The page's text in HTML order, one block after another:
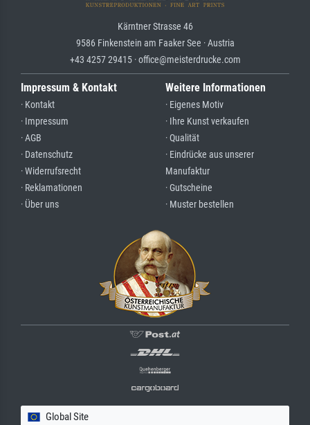
Kärntner Strasse 46
9586 Finkenstein am Faaker See · Austria
+43 4257 29415 · office@meisterdrucke.com
Impressum & Kontakt
· Kontakt
· Impressum
· AGB
· Datenschutz
· Widerrufsrecht
· Reklamationen
· Über uns
Weitere Informationen
· Eigenes Motiv
· Ihre Kunst verkaufen
· Qualität
· Eindrücke aus unserer
Manufaktur
· Gutscheine
· Muster bestellen
Global Site